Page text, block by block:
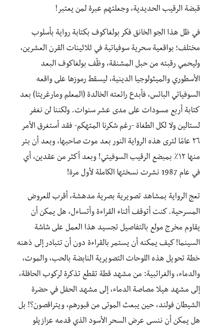
قبضة الرقيب الحديدية، وجعلتهم عبرة لمن يعتبر‪!‬
في ظل هذا الجو الخانق فكر بولغاكوف بكتابة رواية بأسلوب
مختلف؛ بواقعية سحرية سوفياتية في ثلاثينات القرن العشرين،
وليحمي رقبته من حبل المشنقة، وظّف بولغاكوف البعد
الأسطوري والميثولوجيا الدينية، ليسقط رموزها على واقعه
السوفياتي البائس، فأبدع رائعته الخالدة (المعلم ومارغريتا) بعد
كتابة أربع مسودات على مدى عشر سنوات. ولكننا لن نغفر
لستالين ولا لكل الطغاة -رغم شكرنا المتهكم- فقد أستغرق الأمر
٢٦ عامًا لترى هذه الرواية النور بعد موت صاحبها، وبعد أن بتر
منها ١٢٪؜ بمبضع الرقيب السوفيتي! وبعد أكثر من عقدين، أي
في عام 1987 نشرت نسختها الكاملة لأول مرة!
تعج الرواية بمشاهد تصويرية بصرية مدهشة، أقرب للعروض
المسرحية. كنت أتوقف أثناء القراءة وأتساءل، هل يمكن أن
يقاوم مخرج مولع بالتفاصيل تجسيد هذا العمل على شاشة
السينما! كيف يمكنه أن يستمر بالقراءة دون أن تتبادر إلى ذهنه
خطة تحويل هذه اللوحات التصويرية النابضة بالحب، والموت،
والدماء، والغرائبية: من مشهد قطة تقطع تذكرة لركوب الحافلة،
إلى مشهد هيلا مصاصة الدماء، إلى مشهد الحفل في حضرة
الشيطان فولند، حين يبعث الموتى من قبورهم، ويتراقصون؟! بل
هل يمكن أن ننسى عرض السحر الأسود الذي قدمه عزازيلو